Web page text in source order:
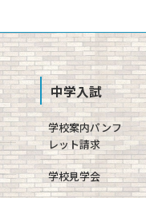
中学入試
学校案内パンフ
レット請求
学校見学会